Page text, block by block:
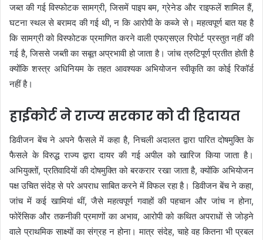
जब्त की गई विस्फोटक सामग्री, जिसमें पाइप बम, ग्रेनेड और राइफलें शामिल हैं,
घटना स्थल से बरामद की गई थी, न कि आरोपी के कब्जे से। महत्वपूर्ण बात यह है
कि सामग्री को विस्फोटक प्रमाणित करने वाली एफएसएल रिपोर्ट प्रस्तुत नहीं की
गई है, जिससे जब्ती का सबूत अप्रभावी हो जाता है। जांच त्रुटिपूर्ण प्रतीत होती है
क्योंकि शस्त्र अधिनियम के तहत आवश्यक अभियोजन स्वीकृति का कोई रिकॉर्ड
नहीं है।
हाईकोर्ट ने राज्य सरकार को दी हिदायत
डिवीजन बेंच ने अपने फैसले में कहा है, निचली अदालत द्वारा पारित दोषमुक्ति के
फैसले के विरुद्ध राज्य द्वारा दायर की गई अपील को खारिज किया जाता है।
अभियुक्तों, प्रतिवादियों की दोषमुक्ति को बरकरार रखा जाता है, क्योंकि अभियोजन
पक्ष उचित संदेह से परे अपराध साबित करने में विफल रहा है। डिवीजन बेंच ने कहा,
जांच में कई खामियां थीं, जैसे महत्वपूर्ण गवाहों की पहचान और जांच न होना,
फोरेंसिक और तकनीकी प्रमाणों का अभाव, आरोपी को कथित अपराधों से जोड़ने
वाले प्राथमिक साक्ष्यों का संग्रह न होना। मात्र संदेह, चाहे वह कितना भी प्रबल